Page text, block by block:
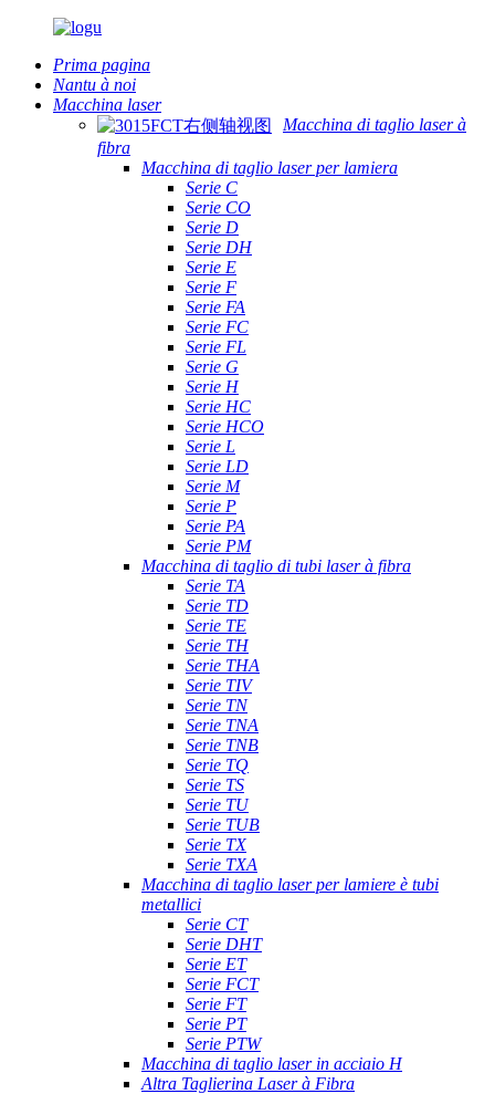
Prima pagina
Nantu à noi
Macchina laser
Macchina di taglio laser à
fibra
Macchina di taglio laser per lamiera
Serie C
Serie CO
Serie D
Serie DH
Serie E
Serie F
Serie FA
Serie FC
Serie FL
Serie G
Serie H
Serie HC
Serie HCO
Serie L
Serie LD
Serie M
Serie P
Serie PA
Serie PM
Macchina di taglio di tubi laser à fibra
Serie TA
Serie TD
Serie TE
Serie TH
Serie THA
Serie TIV
Serie TN
Serie TNA
Serie TNB
Serie TQ
Serie TS
Serie TU
Serie TUB
Serie TX
Serie TXA
Macchina di taglio laser per lamiere è tubi
metallici
Serie CT
Serie DHT
Serie ET
Serie FCT
Serie FT
Serie PT
Serie PTW
Macchina di taglio laser in acciaio H
Altra Taglierina Laser à Fibra